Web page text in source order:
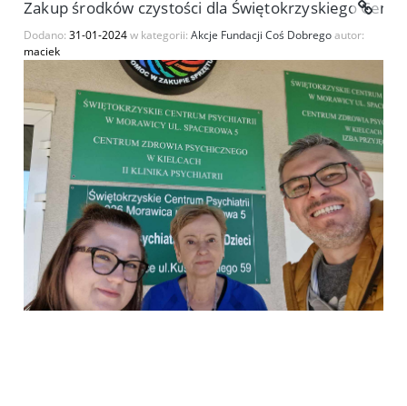
Zakup środków czystości dla Świętokrzyskiego
Dodano: 31-01-2024w kategorii: Akcje Fundacji Coś Dobregoautor:
maciek